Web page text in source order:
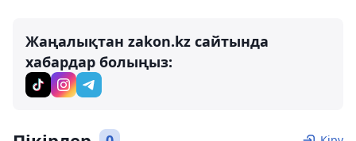
Жаңалықтан zakon.kz сайтында
хабардар болыңыз: